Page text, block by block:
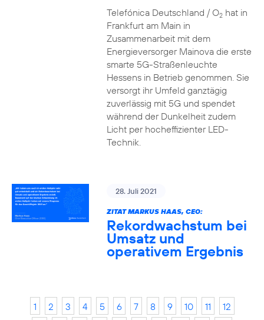
Telefónica Deutschland / O2hat in
Frankfurt am Main in
Zusammenarbeit mit dem
Energieversorger Mainova die erste
smarte 5G-Straßenleuchte
Hessens in Betrieb genommen. Sie
versorgt ihr Umfeld ganztägig
zuverlässig mit 5G und spendet
während der Dunkelheit zudem
Licht per hocheffizienter LED-
Technik.
28. Juli 2021
ZITAT MARKUS HAAS, CEO:
Rekordwachstum bei
Umsatz und
operativem Ergebnis
1 2 3 4 5 6 7 8 9 10 11
12